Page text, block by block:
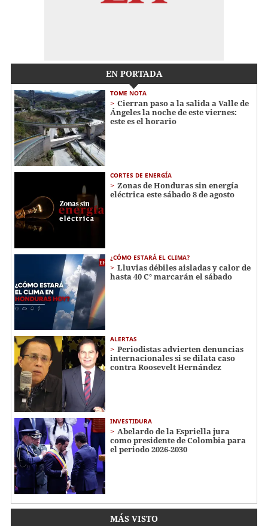
EN PORTADA
TOME NOTA
Cierran paso a la salida a Valle de
Ángeles la noche de este viernes:
este es el horario
CORTES DE ENERGÍA
Zonas de Honduras sin energía
eléctrica este sábado 8 de agosto
¿CÓMO ESTARÁ EL CLIMA?
Lluvias débiles aisladas y calor de
hasta 40 C° marcarán el sábado
ALERTAS
Periodistas advierten denuncias
internacionales si se dilata caso
contra Roosevelt Hernández
INVESTIDURA
Abelardo de la Espriella jura
como presidente de Colombia para
el periodo 2026-2030
MÁS VISTO